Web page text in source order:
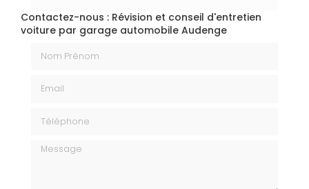
Contactez-nous : Révision et conseil d'entretien
voiture par garage automobile Audenge
Message